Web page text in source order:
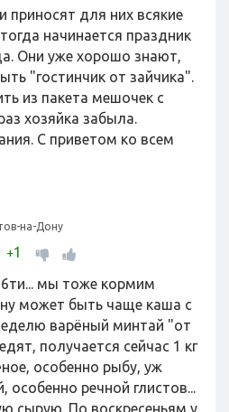
приносят для них всякие
начинается праздник
Они уже хорошо знают,
"гостинчик от зайчика".
из пакета мешочек с
хозяйка забыла.
С приветом ко всем
на-Дону
+1
мы тоже кормим
может быть чаще каша с
варёный минтай "от
получается сейчас 1 кг
особенно рыбу, уж
особенно речной глистов...
сырую. По воскресеньям у